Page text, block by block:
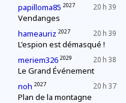
20 h 39
papilloma85 2027
Vendanges
20 h 39
hameauriz 2027
L'espion est démasqué !
20 h 38
meriem326 2029
Le Grand Événement
20 h 37
noh 2027
Plan de la montagne